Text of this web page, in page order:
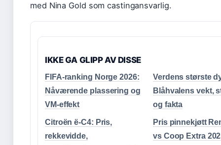
med Nina Gold som castingansvarlig.
IKKE GA GLIPP AV DISSE
FIFA-ranking Norge 2026:
Nåværende plassering og
VM-effekt
Verdens største
Blåhvalens vekt,
og fakta
Citroën ë-C4: Pris,
rekkevidde,
Pris pinnekjøtt
vs Coop Extra